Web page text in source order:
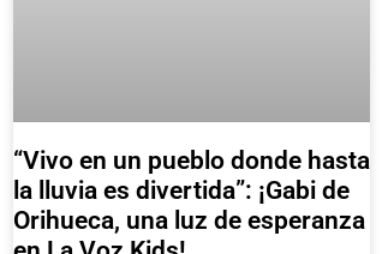
“Vivo en un pueblo donde hasta
la lluvia es divertida”: ¡Gabi de
Orihueca, una luz de esperanza